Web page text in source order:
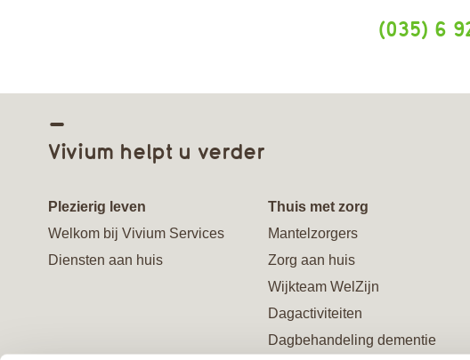
(035) 6
Vivium helpt u verder
Plezierig leven
Welkom bij Vivium Services
Diensten aan huis
Thuis met zorg
Mantelzorgers
Zorg aan huis
Wijkteam WelZijn
Dagactiviteiten
Dagbehandeling dementie